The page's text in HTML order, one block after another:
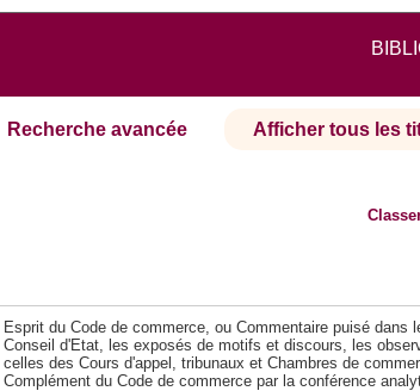
Recherche avancée Afficher tous les
Esprit du Code de commerce, ou Commentaire puisé dans
Conseil d'Etat, les exposés de motifs et discours, les
celles des Cours d'appel, tribunaux et Chambres de
Complément du Code de commerce par la conférence